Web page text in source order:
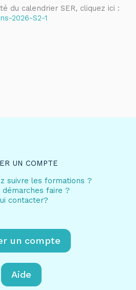
du calendrier SER, cliquez ici :
2026-S2-1
UN COMPTE
suivre les formations ?
démarches faire ?
contacter?
un compte
Aide